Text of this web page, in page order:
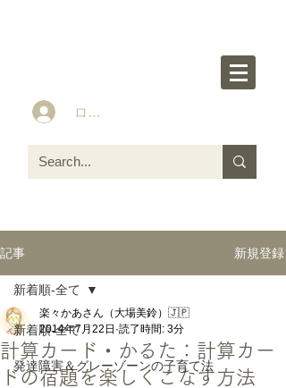
ログイン
記事 新規登録
新着順-全て
発達障害＆グレーゾーンの子育て法
新着順-全て
計算カード・かるた：計算カー
ドの宿題を楽しくこなす方法
楽々かあさん（大場美鈴）🇯🇵
2014年7月22日 読了時間: 3分